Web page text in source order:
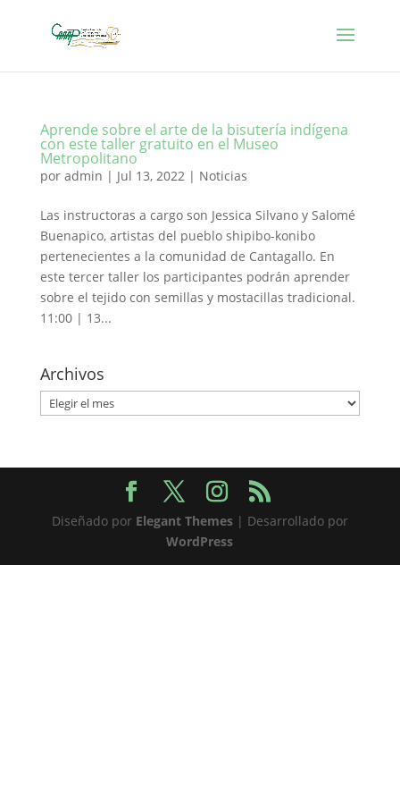
Aprende sobre el arte de la bisutería indígena
con este taller gratuito en el Museo
Metropolitano
por admin | Jul 13, 2022| Noticias
Las instructoras a cargo son Jessica Silvano y Salomé
Buenapico, artistas del pueblo shipibo-konibo
pertenecientes a la comunidad de Cantagallo. En
este tercer taller los participantes podrán aprender
sobre el tejido con semillas y mostacillas tradicional.
11:00 | 13...
Archivos
Archivos
Diseñado por Elegant Themes| Desarrollado por
WordPress